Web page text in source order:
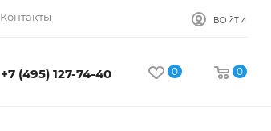
Контакты ВОЙТИ
+7 (495) 127-74-40 0 0